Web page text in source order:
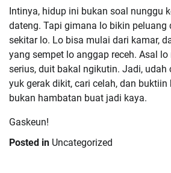
Intinya, hidup ini bukan soal nunggu
dateng. Tapi gimana lo bikin peluang
sekitar lo. Lo bisa mulai dari kamar,
yang sempet lo anggap receh. Asal
serius, duit bakal ngikutin. Jadi, udah
yuk gerak dikit, cari celah, dan
bukan hambatan buat jadi kaya.
Gaskeun!
Posted in Uncategorized